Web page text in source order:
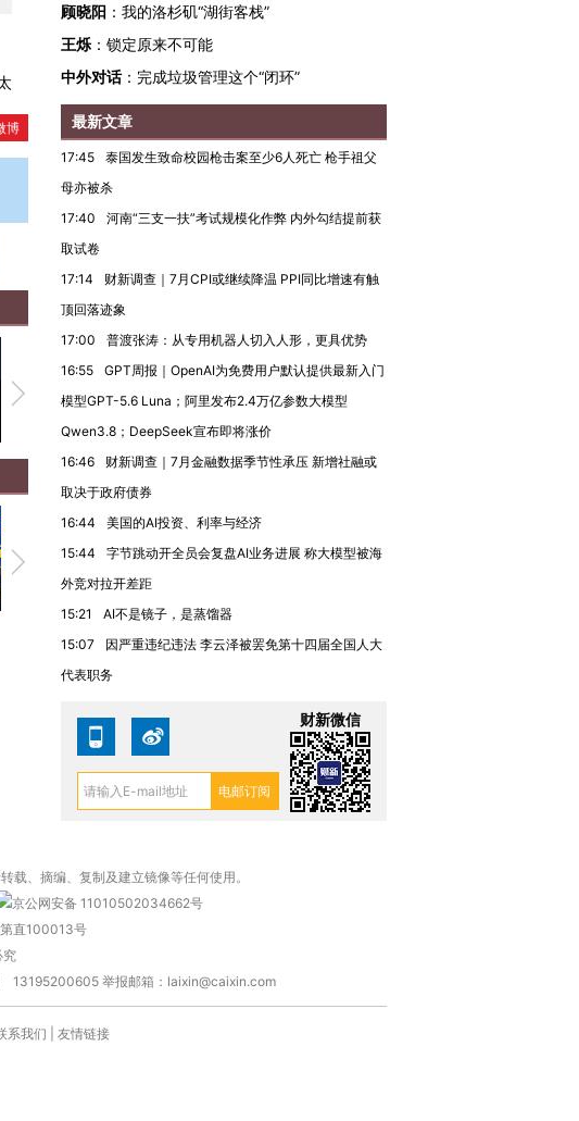
博
马航飞行员跨国走私7万
粒摇头丸 尿检体内含3种
度Z世代 用街头抗争将教
育部长拱下台
【推广】走进第四届链博
会，让数智科技“链”接产
【商旅对话】华住集团
顾晓阳 ： 我的洛杉矶“湖街客栈”
王烁 ： 锁定原来不可能
中外对话： 完成垃圾管理这个“闭环”
最新文章
17:45
泰国发生致命校园枪击案至少6人死亡 枪手祖父
母亦被杀
17:40
河南“三支一扶”考试规模化作弊 内外勾结提前获
取试卷
17:14
财新调查｜7月CPI或继续降温 PPI同比增速有触
顶回落迹象
17:00
普渡张涛：从专用机器人切入人形，更具优势
16:55
GPT周报｜OpenAI为免费用户默认提供最新入门
模型GPT-5.6 Luna；阿里发布2.4万亿参数大模型
Qwen3.8；DeepSeek宣布即将涨价
16:46
财新调查｜7月金融数据季节性承压 新增社融或
取决于政府债券
16:44
美国的AI投资、利率与经济
15:44
字节跳动开全员会复盘AI业务进展 称大模型被海
外竞对拉开差距
15:21
AI不是镜子，是蒸馏器
15:07
因严重违纪违法 李云泽被罢免第十四届全国人大
代表职务
财新微信
载、摘编、复制及建立镜像等任何使用。
京公网安备 11010502034662号
直100013号
究
13195200605 举报邮箱：laixin@caixin.com
系我们 友情链接